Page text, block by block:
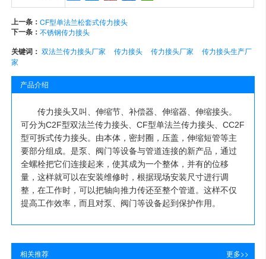
上一条：CF型单法兰松套式传力接头
下一条：不锈钢传力接头
关键词：双法兰传力接头厂家 传力接头 传力接头厂家
传力接头生产厂
家
产品介绍
传力接头又叫、伸缩节、补偿器、伸缩器、伸缩接头。
可分为C2F型双法兰传力接头、CF型单法兰传力接头、CC2F
型可拆式传力接头。由本体，密封圈，压盖，伸缩短管等主
要部分组成。是泵、阀门等设备与管道连接的新产品，通过
全螺栓把它们连接起来，使其成为一个整体，并有的位移
量，这样就可以在安装维修时，根据现场安装尺寸进行调
整，在工作时，可以把轴向推力传还至整个管道。这样不仅
提高工作效率，而且对泵、阀门等设备起到保护作用。
相关推荐 更多>>